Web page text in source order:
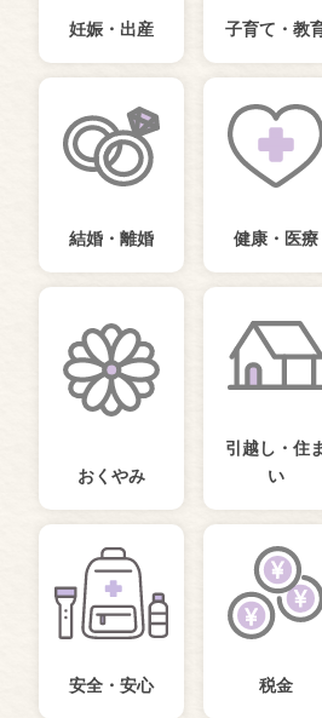
妊娠・出産 子育て・教
結婚・離婚 健康・医療
おくやみ
引越し・住ま
い
安全・安心 税金